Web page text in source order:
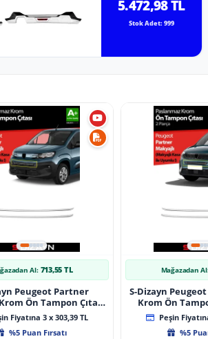
5.472,98 TL
Stok Adet: 999
Al: 713,55 TL
Peugeot Partner
Ön Tampon Çıtası
Üzeri A+ Kalite
Fiyatına 3 x 303,39 TL
%5 Puan Fırsatı
Mağazadan
S-Dizayn
Krom Ön
2024 Üzeri
Peşin
%5